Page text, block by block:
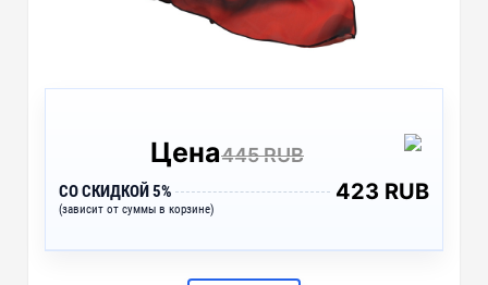
Цена445 RUB
СО СКИДКОЙ 5%
(зависит от суммы в корзине)
423 RUB